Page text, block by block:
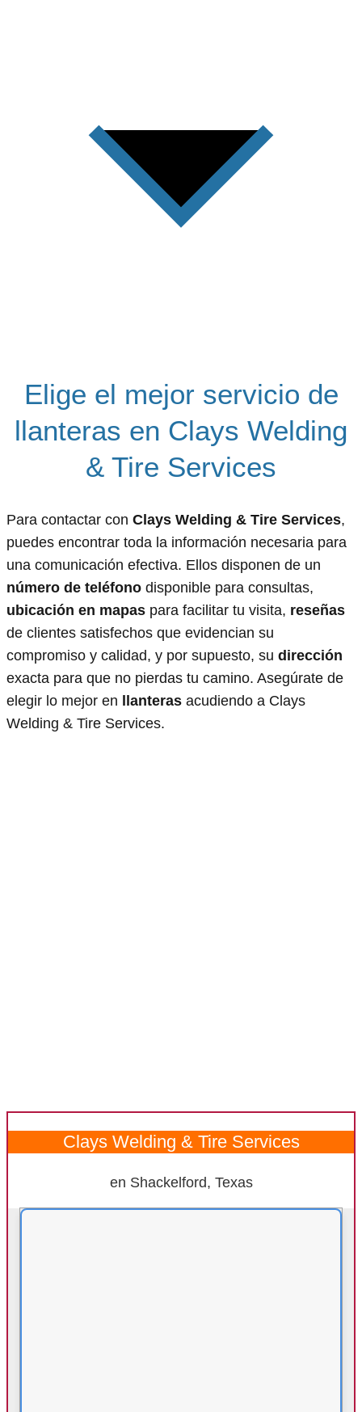
Elige el mejor servicio de
llanteras en Clays Welding
& Tire Services
Para contactar con Clays Welding & Tire Services,
puedes encontrar toda la información necesaria para
una comunicación efectiva. Ellos disponen de un
número de teléfono disponible para consultas,
ubicación en mapas para facilitar tu visita, reseñas
de clientes satisfechos que evidencian su
compromiso y calidad, y por supuesto, su dirección
exacta para que no pierdas tu camino. Asegúrate de
elegir lo mejor en
llanteras acudiendo a Clays
Welding & Tire Services.
Clays Welding & Tire Services
en Shackelford, Texas